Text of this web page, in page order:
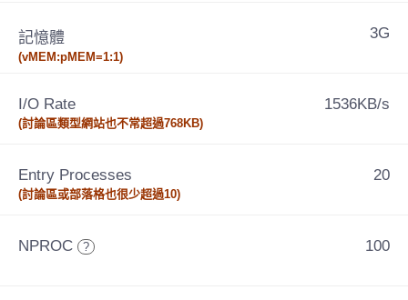
記憶體
(vMEM:pMEM=1:1)
3G
I/O Rate
(討論區類型網站也不常超過768KB)
1536KB/s
Entry Processes
(討論區或部落格也很少超過10)
20
NPROC ? 100